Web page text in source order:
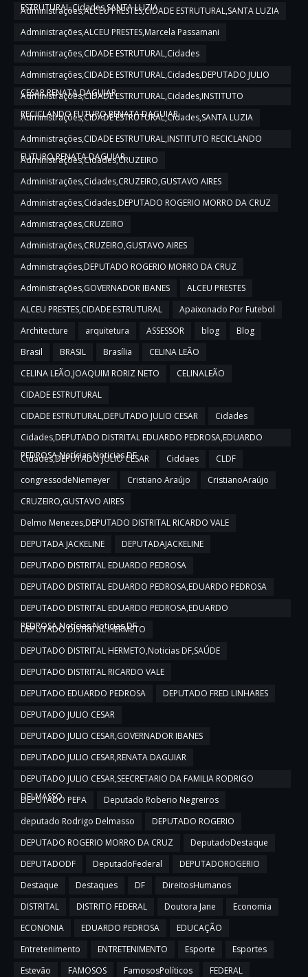
ESTRUTURAL,Cidades,SANTA LUZIA
Administrações,ALCEU PRESTES,CIDADE ESTRUTURAL,SANTA LUZIA
Administrações,ALCEU PRESTES,Marcela Passamani
Administrações,CIDADE ESTRUTURAL,Cidades
Administrações,CIDADE ESTRUTURAL,Cidades,DEPUTADO JULIO
CESAR,RENATA DAGUIAR
Administrações,CIDADE ESTRUTURAL,Cidades,INSTITUTO
RECICLANDO FUTURO,RENATA DAGUIAR
Administrações,CIDADE ESTRUTURAL,Cidades,SANTA LUZIA
Administrações,CIDADE ESTRUTURAL,INSTITUTO RECICLANDO
FUTURO,RENATA DAGUIAR
Administrações,Cidades,CRUZEIRO
Administrações,Cidades,CRUZEIRO,GUSTAVO AIRES
Administrações,Cidades,DEPUTADO ROGERIO MORRO DA CRUZ
Administrações,CRUZEIRO
Administrações,CRUZEIRO,GUSTAVO AIRES
Administrações,DEPUTADO ROGERIO MORRO DA CRUZ
Administrações,GOVERNADOR IBANES
ALCEU PRESTES
ALCEU PRESTES,CIDADE ESTRUTURAL
Apaixonado Por Futebol
Architecture
arquitetura ASSESSOR blog
Blog
Brasil
BRASIL Brasília
CELINA LEÃO
CELINA LEÃO,JOAQUIM RORIZ NETO
CELINALEÃO
CIDADE ESTRUTURAL
CIDADE ESTRUTURAL,DEPUTADO JULIO CESAR
Cidades
Cidades,DEPUTADO DISTRITAL EDUARDO PEDROSA,EDUARDO
PEDROSA,Notícias,Noticias DF
Cidades,DEPUTADO JULIO CESAR Ciddaes
CLDF
congressodeNiemeyer
Cristiano Araújo
CristianoAraújo
CRUZEIRO,GUSTAVO AIRES
Delmo Menezes,DEPUTADO DISTRITAL RICARDO VALE
DEPUTADA JACKELINE
DEPUTADAJACKELINE
DEPUTADO DISTRITAL EDUARDO PEDROSA
DEPUTADO DISTRITAL EDUARDO PEDROSA,EDUARDO PEDROSA
DEPUTADO DISTRITAL EDUARDO PEDROSA,EDUARDO
PEDROSA,Notícias,Noticias DF
DEPUTADO DISTRITAL HERMETO
DEPUTADO DISTRITAL HERMETO,Noticias DF,SAÚDE
DEPUTADO DISTRITAL RICARDO VALE
DEPUTADO EDUARDO PEDROSA
DEPUTADO FRED LINHARES
DEPUTADO JULIO CESAR
DEPUTADO JULIO CESAR,GOVERNADOR IBANES
DEPUTADO JULIO CESAR,RENATA DAGUIAR
DEPUTADO JULIO CESAR,SEECRETARIO DA FAMILIA RODRIGO
DELMASSO
DEPUTADO PEPA
Deputado Roberio Negreiros
deputado Rodrigo Delmasso
DEPUTADO ROGERIO
DEPUTADO ROGERIO MORRO DA CRUZ
DeputadoDestaque
DEPUTADODF
DeputadoFederal
DEPUTADOROGERIO
Destaque
Destaques DF
DireitosHumanos
DISTRITAL
DISTRITO FEDERAL Doutora Jane
Economia
ECONONIA
EDUARDO PEDROSA
EDUCAÇÃO
Entretenimento
ENTRETENIMENTO Esporte
Esportes
Estevão
FAMOSOS FamososPolíticos
FEDERAL